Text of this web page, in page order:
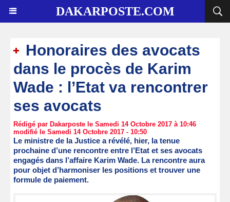
DAKARPOSTE.COM
Honoraires des avocats
dans le procès de Karim
Wade : l’Etat va rencontrer
ses avocats
Rédigé par Dakarposte le Samedi 14 Octobre 2017 à 10:46
modifié le Samedi 14 Octobre 2017 - 10:50
Le ministre de la Justice a révélé, hier, la tenue
prochaine d’une rencontre entre l’Etat et ses avocats
engagés dans l’affaire Karim Wade. La rencontre aura
pour objet d’harmoniser les positions et trouver une
formule de paiement.